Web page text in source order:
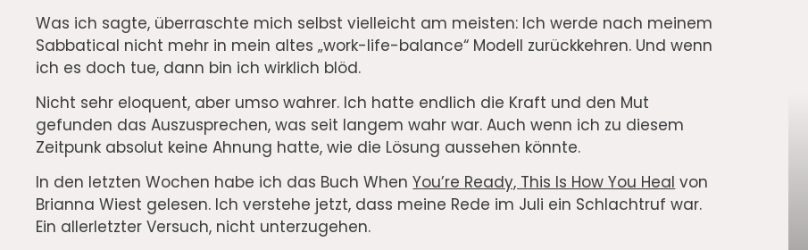
Was ich sagte, überraschte mich selbst vielleicht am meisten: Ich werde nach meinem
Sabbatical nicht mehr in mein altes „work-life-balance“ Modell zurückkehren. Und wenn
ich es doch tue, dann bin ich wirklich blöd.
Nicht sehr eloquent, aber umso wahrer. Ich hatte endlich die Kraft und den Mut
gefunden das Auszusprechen, was seit langem wahr war. Auch wenn ich zu diesem
Zeitpunk absolut keine Ahnung hatte, wie die Lösung aussehen könnte.
In den letzten Wochen habe ich das Buch WhenYou’re Ready, This Is How You Heal von
Brianna Wiest gelesen. Ich verstehe jetzt, dass meine Rede im Juli ein Schlachtruf war.
Ein allerletzter Versuch, nicht unterzugehen.